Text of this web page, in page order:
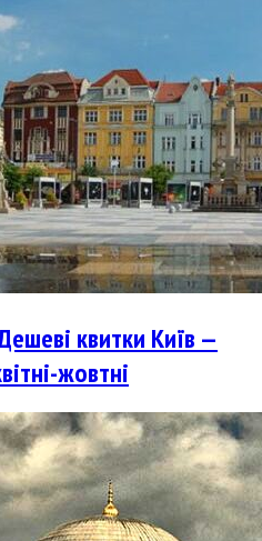
квитки Київ —
жовтні